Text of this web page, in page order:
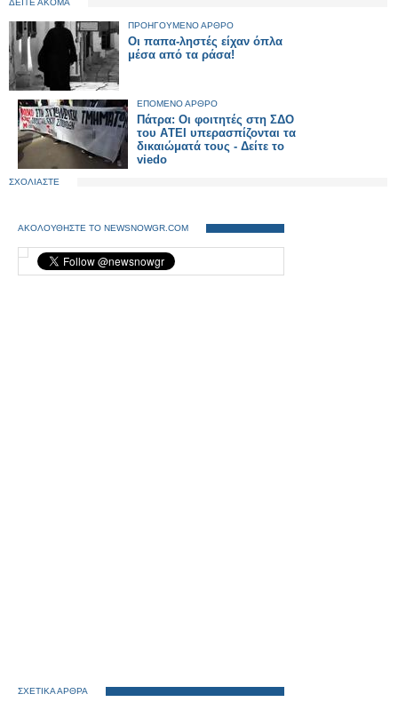
ΔΕΙΤΕ ΑΚΟΜΑ
ΠΡΟΗΓΟΥΜΕΝΟ ΑΡΘΡΟ
Οι παπα-ληστές είχαν όπλα
μέσα από τα ράσα!
ΕΠΟΜΕΝΟ ΑΡΘΡΟ
Πάτρα: Οι φοιτητές στη ΣΔO
του AΤΕΙ υπερασπίζονται τα
δικαιώματά τους - Δείτε το
viedo
ΣΧΟΛΙΑΣΤΕ
ΑΚΟΛΟΥΘΗΣΤΕ ΤΟ NEWSNOWGR.COM
ΣΧΕΤΙΚΑ ΑΡΘΡΑ